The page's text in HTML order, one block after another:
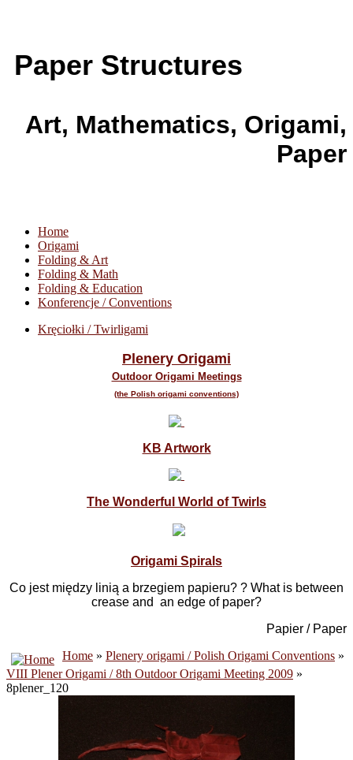
Paper Structures
Art, Mathematics, Origami,
Paper
Home
Origami
Folding & Art
Folding & Math
Folding & Education
Konferencje / Conventions
Kręciołki / Twirligami
Plenery Origami
Outdoor Origami Meetings
(the Polish origami conventions)
KB Artwork
The Wonderful World of Twirls
Origami Spirals
Co jest między linią a brzegiem papieru? ? What is between
crease and an edge of paper?
Papier / Paper
Home » Plenery origami / Polish Origami Conventions »
VIII Plener Origami / 8th Outdoor Origami Meeting 2009 »
8plener_120